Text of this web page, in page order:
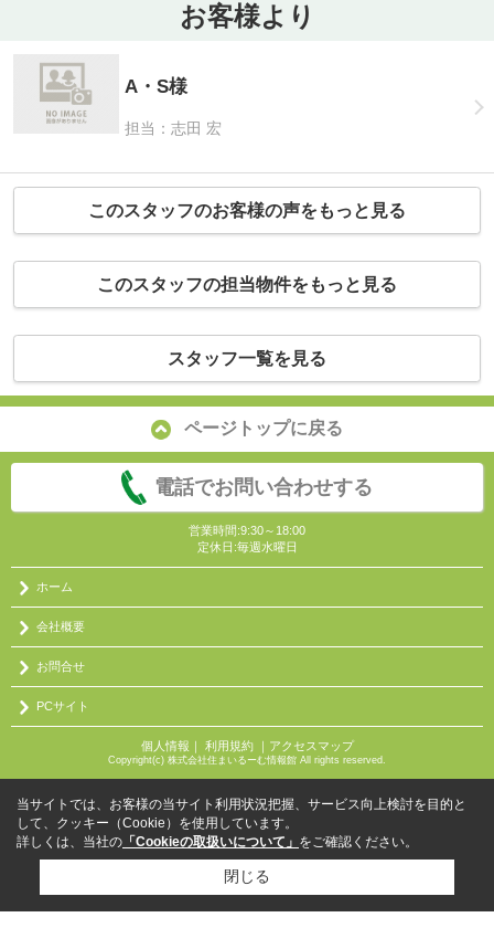
お客様より
A・S様
担当：志田 宏
このスタッフのお客様の声をもっと見る
このスタッフの担当物件をもっと見る
スタッフ一覧を見る
ページトップに戻る
電話でお問い合わせする
営業時間:9:30～18:00
定休日:毎週水曜日
ホーム
会社概要
お問合せ
PCサイト
個人情報 ｜ 利用規約｜ アクセスマップ
Copyright(c) 株式会社住まいるーむ情報館 All rights reserved.
当サイトでは、お客様の当サイト利用状況把握、サービス向上検討を目的と
して、クッキー（Cookie）を使用しています。
詳しくは、当社の 「Cookieの取扱いについて」 をご確認ください。
閉じる